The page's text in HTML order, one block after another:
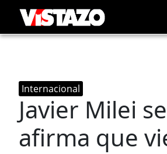
Internacional
Javier Milei
afirma que